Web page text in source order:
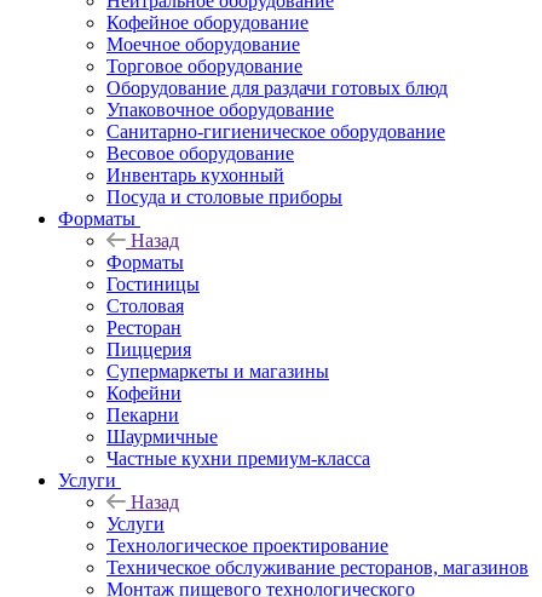
Кофейное оборудование
Моечное оборудование
Торговое оборудование
Оборудование для раздачи готовых блюд
Упаковочное оборудование
Санитарно-гигиеническое оборудование
Весовое оборудование
Инвентарь кухонный
Посуда и столовые приборы
Форматы
Назад
Форматы
Гостиницы
Столовая
Ресторан
Пиццерия
Супермаркеты и магазины
Кофейни
Пекарни
Шаурмичные
Частные кухни премиум-класса
Услуги
Назад
Услуги
Технологическое проектирование
Техническое обслуживание ресторанов, магазинов
Монтаж пищевого технологического